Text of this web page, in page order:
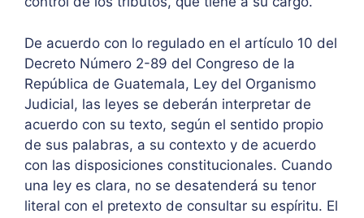
De acuerdo con lo regulado en el artículo 10 del
Decreto Número 2-89 del Congreso de la
República de Guatemala, Ley del Organismo
Judicial, las leyes se deberán interpretar de
acuerdo con su texto, según el sentido propio
de sus palabras, a su contexto y de acuerdo
con las disposiciones constitucionales. Cuando
una ley es clara, no se desatenderá su tenor
literal con el pretexto de consultar su espíritu. El